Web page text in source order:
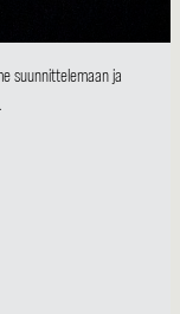
suunnittelemaan ja